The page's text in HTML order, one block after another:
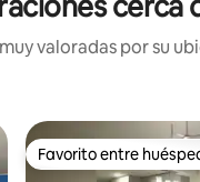
valoradas por su
Favorito entre
Favorito entre